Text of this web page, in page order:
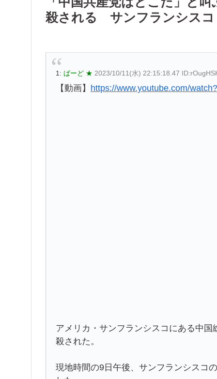
殺される サンフランシスコ
1: ばーど ★ 2023/10/11(水) 22:15:18.47
【動画】 https://www.youtube.com/
アメリカ・サンフランシスコにある中
殺された。
現地時間の9日午後、サンフランシスコ